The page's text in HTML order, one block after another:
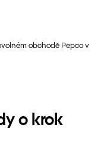
obchodě Pepco v
o krok